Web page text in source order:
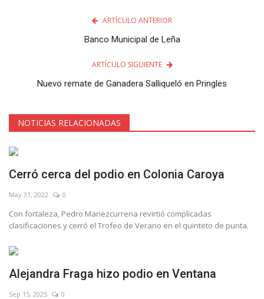
ARTÍCULO ANTERIOR
Banco Municipal de Leña
ARTÍCULO SIGUIENTE
Nuevo remate de Ganadera Salliqueló en Pringles
NOTICIAS RELACIONADAS
Cerró cerca del podio en Colonia Caroya
May 31, 2022 0
Con fortaleza, Pedro Mariezcurrena revirtió complicadas
clasificaciones y cerró el Trofeo de Verano en el quinteto de punta.
Alejandra Fraga hizo podio en Ventana
Sep 15, 2025 0